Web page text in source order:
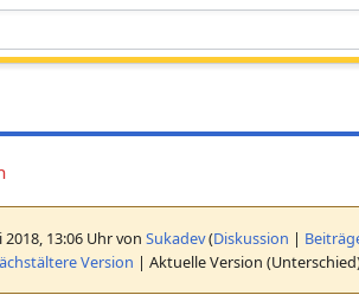
2018, 13:06 Uhr vonSukadev(Diskussion |
Version | Aktuelle Version